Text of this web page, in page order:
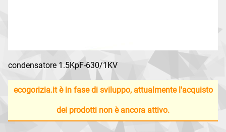
condensatore 1.5KpF-630/1KV
ecogorizia.it è in fase di sviluppo, attualmente l'acquisto
dei prodotti non è ancora attivo.